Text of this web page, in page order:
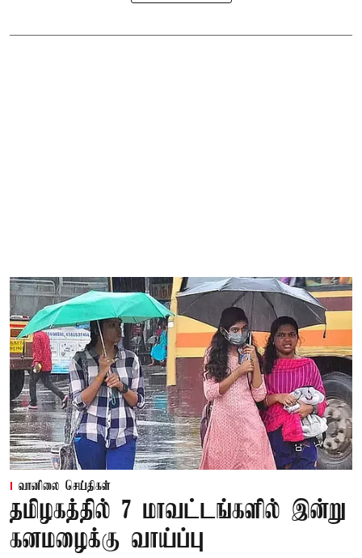
வானிலை செய்திகள்
தமிழகத்தில் 7 மாவட்டங்களில் இன்று
கனமழைக்கு வாய்ப்பு